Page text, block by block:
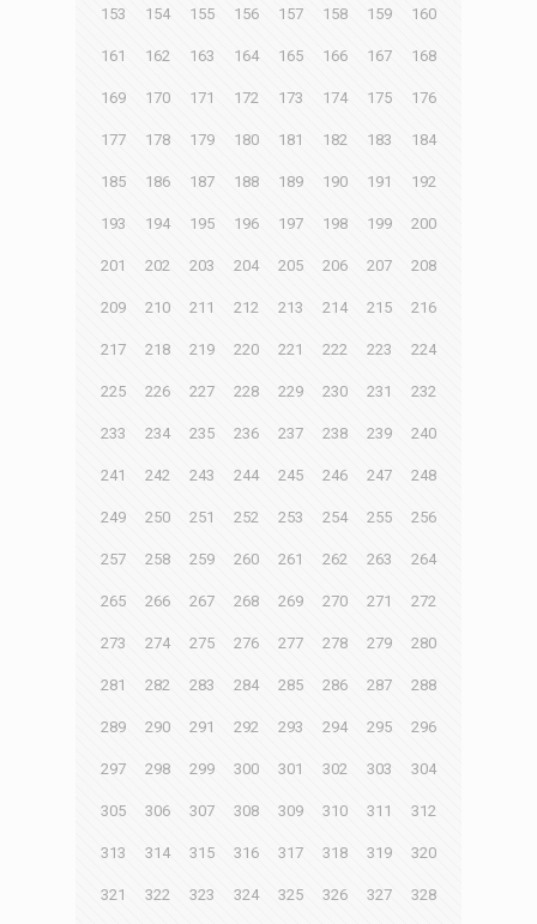
153 154 155 156 157 158 159 160
161 162 163 164 165 166 167 168
169 170 171 172 173 174 175 176
177 178 179 180 181 182 183 184
185 186 187 188 189 190 191 192
193 194 195 196 197 198 199 200
201 202 203 204 205 206 207 208
209 210 211 212 213 214 215 216
217 218 219 220 221 222 223 224
225 226 227 228 229 230 231 232
233 234 235 236 237 238 239 240
241 242 243 244 245 246 247 248
249 250 251 252 253 254 255 256
257 258 259 260 261 262 263 264
265 266 267 268 269 270 271 272
273 274 275 276 277 278 279 280
281 282 283 284 285 286 287 288
289 290 291 292 293 294 295 296
297 298 299 300 301 302 303 304
305 306 307 308 309 310 311 312
313 314 315 316 317 318 319 320
321 322 323 324 325 326 327 328